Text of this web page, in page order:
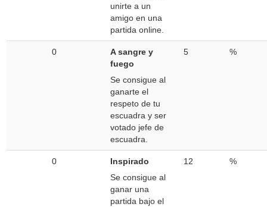
unirte a un
amigo en una
partida online.
0
A sangre y
fuego
Se consigue al
ganarte el
respeto de tu
escuadra y ser
votado jefe de
escuadra.
5 %
0
Inspirado
Se consigue al
ganar una
partida bajo el
12 %